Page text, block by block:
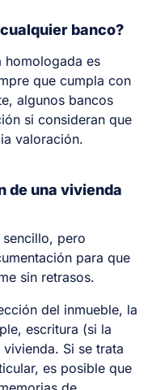
banco?
homologada es
que cumpla con
algunos bancos
si consideran que
valoración.
de una vivienda
pero
para que
sin retrasos.
del inmueble, la
escritura (si la
Si se trata
es posible que